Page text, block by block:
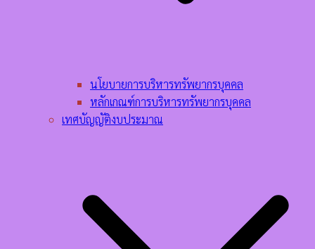
นโยบายการบริหารทรัพยากรบุคคล​
หลักเกณฑ์การบริหารทรัพยากรบุคคล​
เทศบัญญัติงบประมาณ